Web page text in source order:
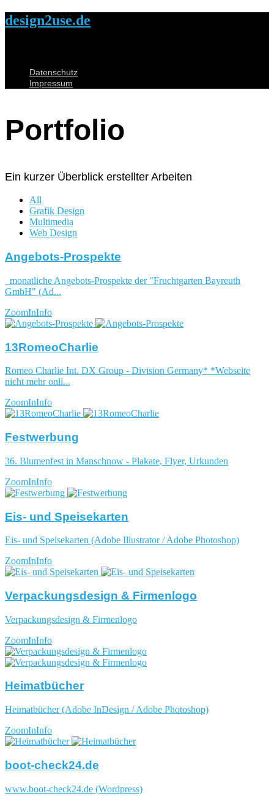
design2use.de
Datenschutz
Impressum
Portfolio
Ein kurzer Überblick erstellter Arbeiten
All
Grafik Design
Multimedia
Web Design
Angebots-Prospekte
monatliche Angebots-Prospekte der "Fruchtgarten Bayreuth
GmbH" (Ad...
ZoomInInfo
13RomeoCharlie
Romeo Charlie Int. DX Group - Division Germany* *Webseite
nicht mehr onli...
ZoomInInfo
Festwerbung
36. Blumenfest in Manschnow - Plakate, Flyer, Urkunden
ZoomInInfo
Eis- und Speisekarten
Eis- und Speisekarten (Adobe Illustrator / Adobe Photoshop)
ZoomInInfo
Verpackungsdesign & Firmenlogo
Verpackungsdesign & Firmenlogo
ZoomInInfo
Heimatbücher
Heimatbücher (Adobe InDesign / Adobe Photoshop)
ZoomInInfo
boot-check24.de
www.boot-check24.de (Wordpress)